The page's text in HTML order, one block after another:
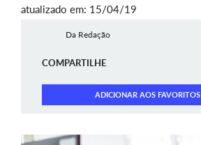
atualizado em: 15/04/19
Da Redação
COMPARTILHE
ADICIONAR AOS FAVORITOS